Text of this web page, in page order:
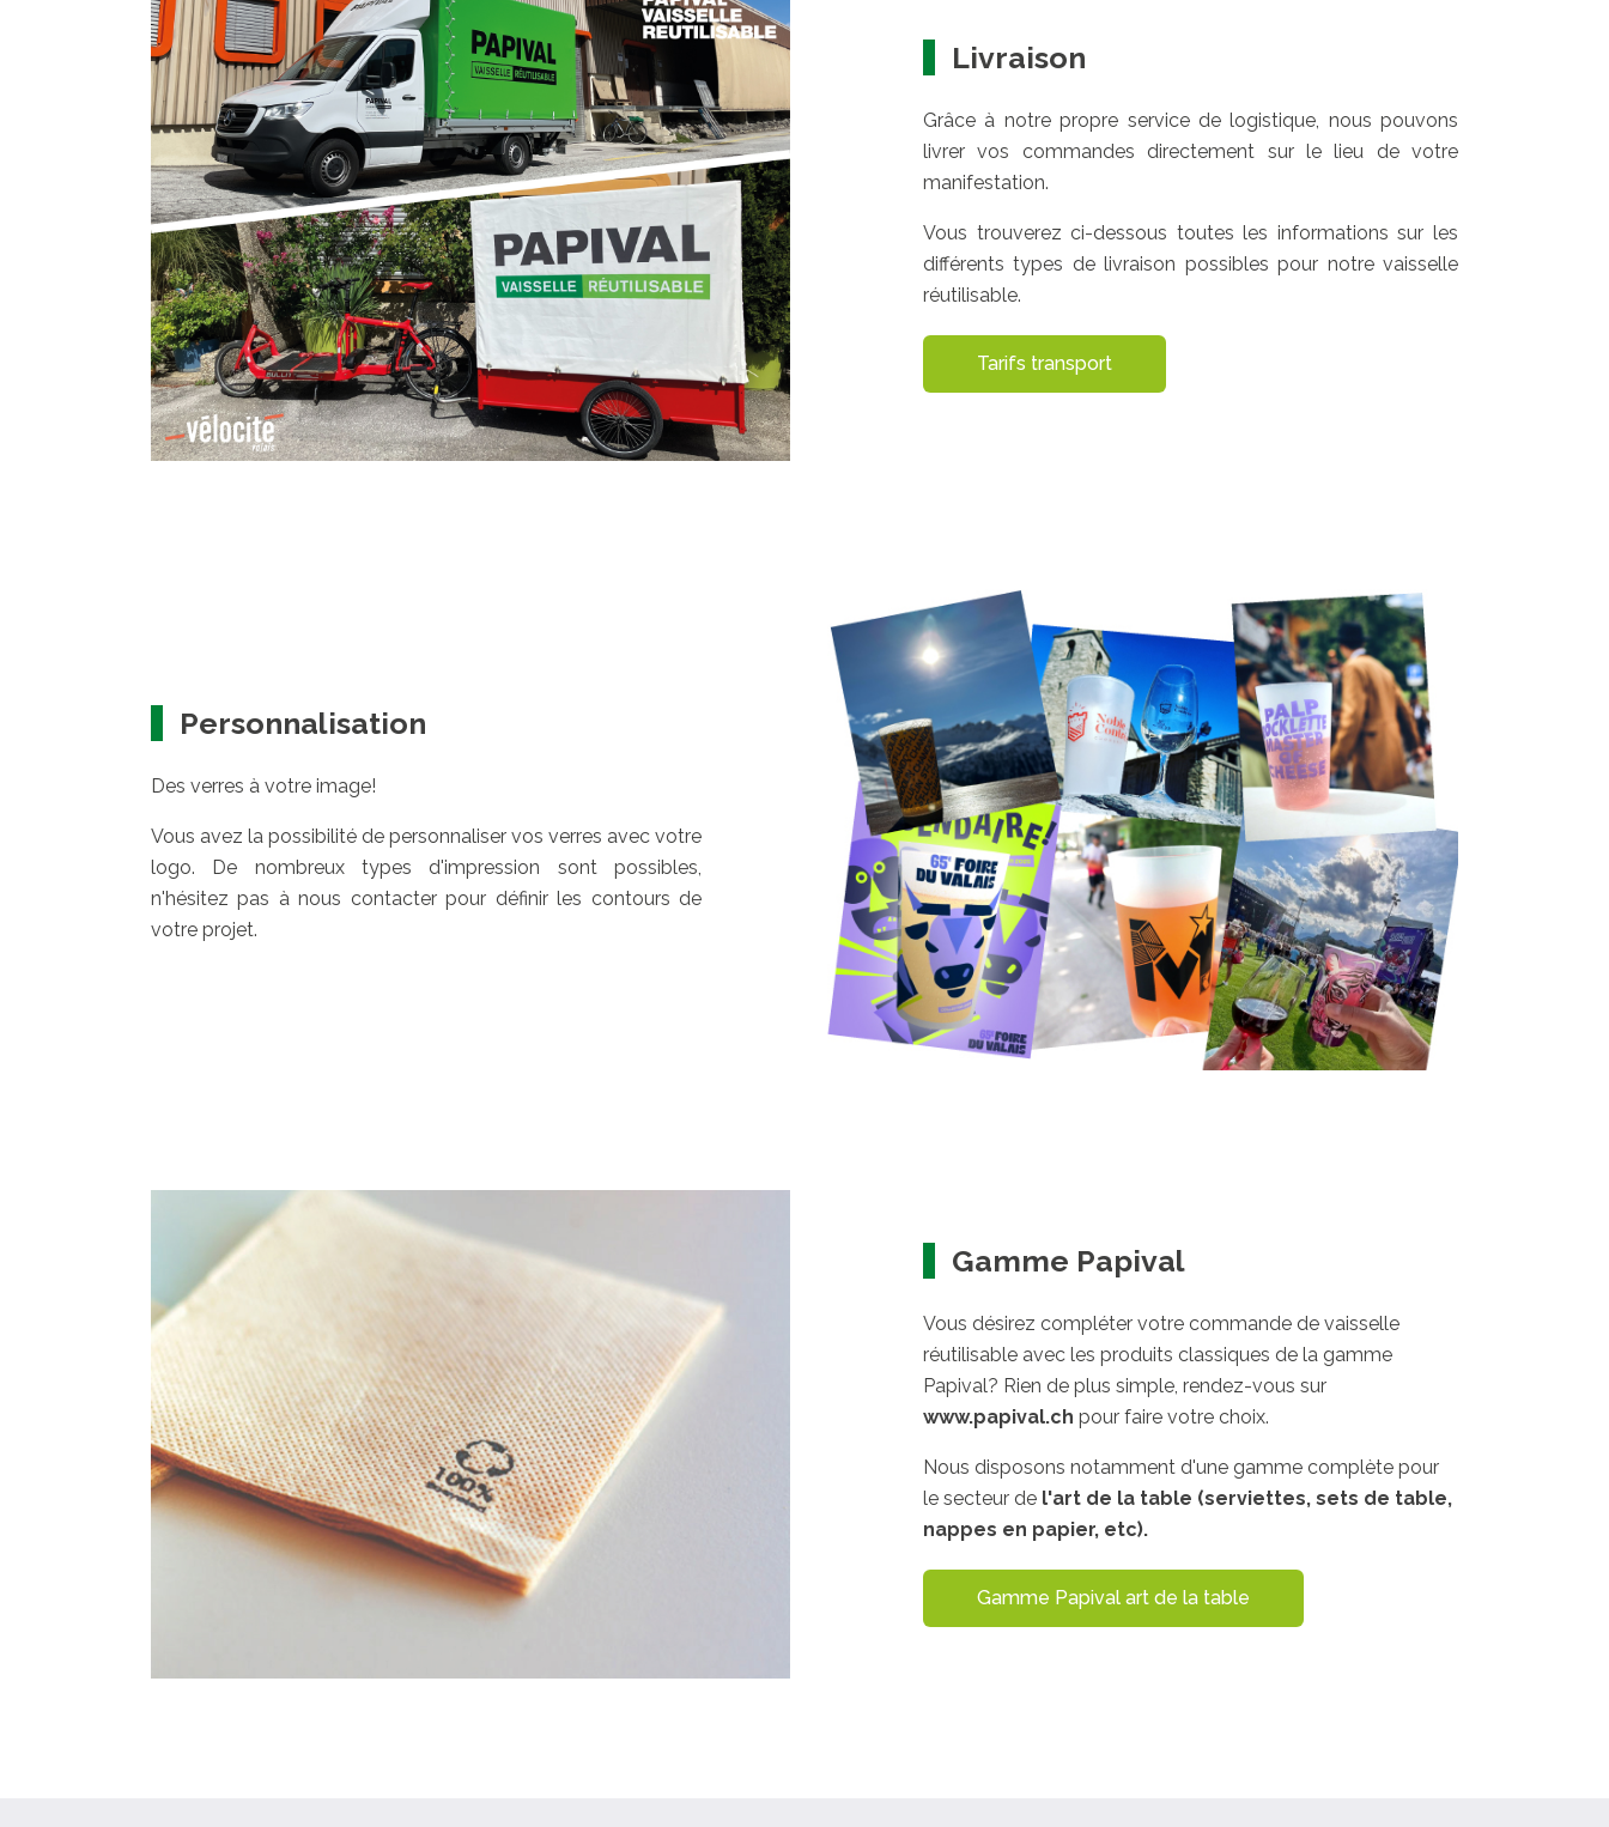
Livraison
Grâce à notre propre service de logistique, nous pouvons
livrer vos commandes directement sur le lieu de votre
manifestation.
Vous trouverez ci-dessous toutes les informations sur les
différents types de livraison possibles pour notre vaisselle
réutilisable.
Tarifs transport
Personnalisation
Des verres à votre image!
Vous avez la possibilité de personnaliser vos verres avec votre
logo. De nombreux types d'impression sont possibles,
n'hésitez pas à nous contacter pour définir les contours de
votre projet.
Gamme Papival
Vous désirez compléter votre commande de vaisselle
réutilisable avec les produits classiques de la gamme
Papival? Rien de plus simple, rendez-vous sur
www.papival.ch pour faire votre choix.
Nous disposons notamment d'une gamme complète pour
le secteur de l'art de la table (serviettes, sets de table,
nappes en papier, etc).
Gamme Papival art de la table